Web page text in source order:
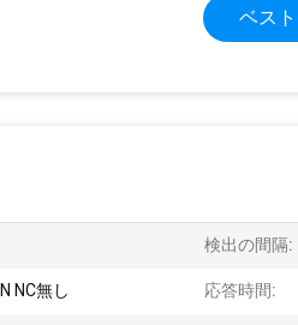
ベス
検出の間隔:
NC無し 応答時間: